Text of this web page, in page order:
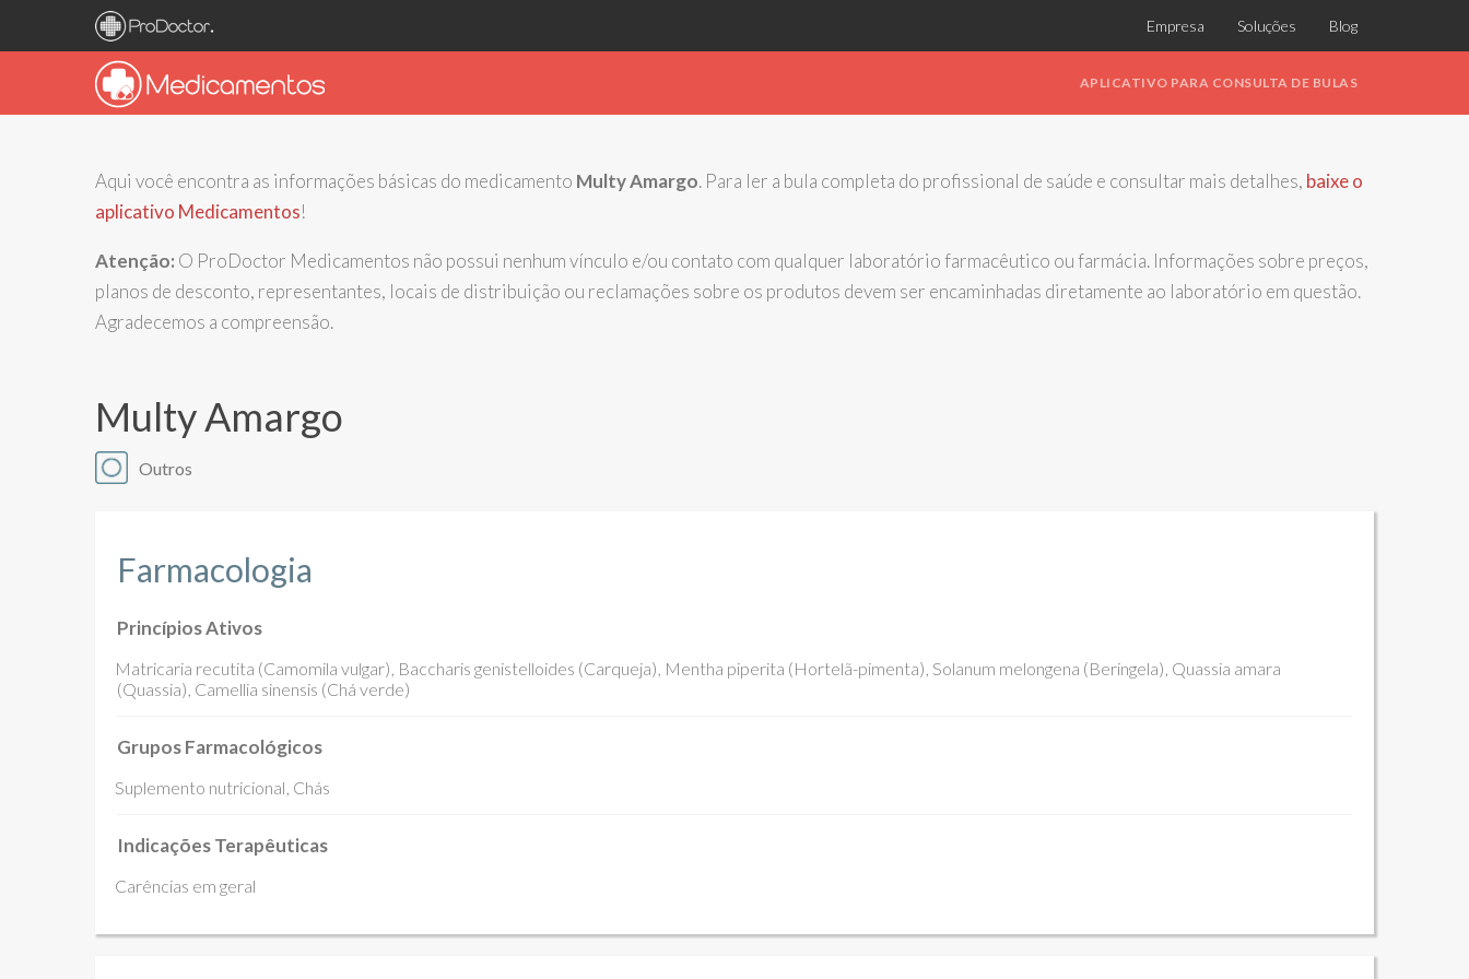
Empresa Soluções Blog
APLICATIVO PARA CONSULTA DE BULAS
Aqui você encontra as informações básicas do medicamento Multy Amargo. Para ler a bula completa do profissional de saúde e consultar mais detalhes, baixe o
aplicativo Medicamentos!
Atenção: O ProDoctor Medicamentos não possui nenhum vínculo e/ou contato com qualquer laboratório farmacêutico ou farmácia. Informações sobre preços,
planos de desconto, representantes, locais de distribuição ou reclamações sobre os produtos devem ser encaminhadas diretamente ao laboratório em questão.
Agradecemos a compreensão.
Multy Amargo
Outros
Farmacologia
Princípios Ativos
Matricaria recutita (Camomila vulgar) Baccharis genistelloides (Carqueja) Mentha piperita (Hortelã-pimenta) Solanum melongena (Beringela) Quassia amara
(Quassia) Camellia sinensis (Chá verde)
Grupos Farmacológicos
Suplemento nutricional Chás
Indicações Terapêuticas
Carências em geral